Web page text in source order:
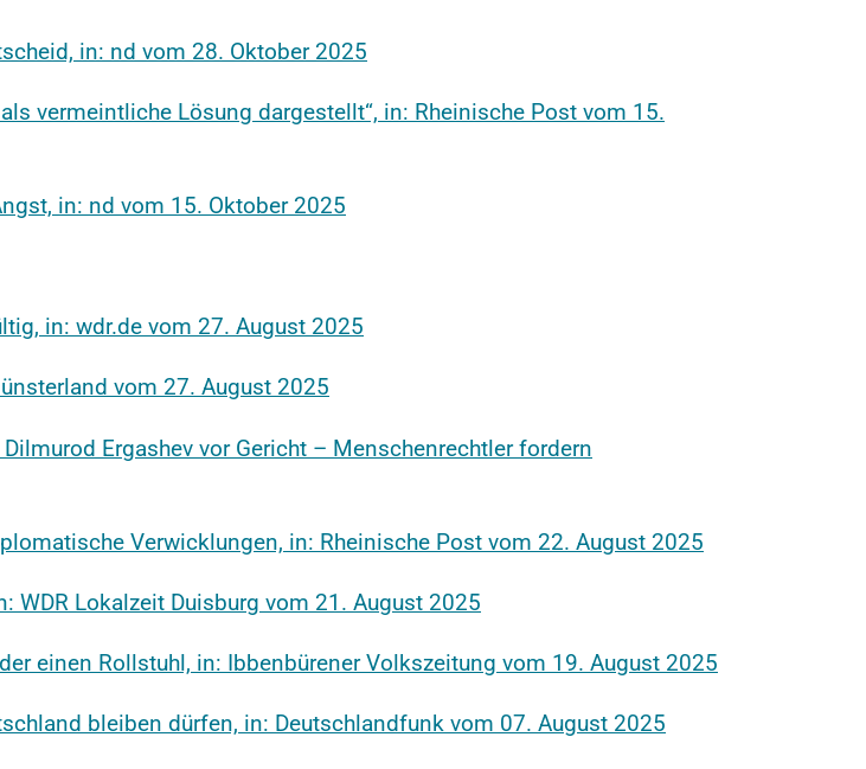
in: nd vom 28. Oktober 2025
vermeintliche Lösung dargestellt“, in: Rheinische Post vom 15.
in: nd vom 15. Oktober 2025
in: wdr.de vom 27. August 2025
vom 27. August 2025
Ergashev vor Gericht – Menschenrechtler fordern
Verwicklungen, in: Rheinische Post vom 22. August 2025
WDR Lokalzeit Duisburg vom 21. August 2025
einen Rollstuhl, in: Ibbenbürener Volkszeitung vom 19. August 2025
bleiben dürfen, in: Deutschlandfunk vom 07. August 2025